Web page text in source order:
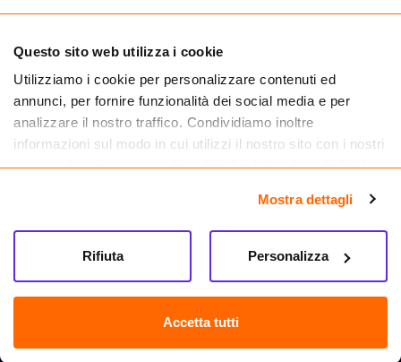
Questo sito web utilizza i cookie
Utilizziamo i cookie per personalizzare contenuti ed
annunci, per fornire funzionalità dei social media e per
analizzare il nostro traffico. Condividiamo inoltre
informazioni sul modo in cui utilizzi il nostro sito con i nostri
partner che si occupano di analisi dei dati web, pubblicità e
informazioni che hai fornito loro o che hanno raccolto dal
tuo utilizzo dei loro servizi.
Mostra dettagli
Accetta tutti
Personalizza
Rifiuta
Farma.it S.a.s. P. IVA 07417261216 REA: NA-884088
CREDITS
Sede legale Via delle Repubbliche Marinare 128, 80147 Napoli